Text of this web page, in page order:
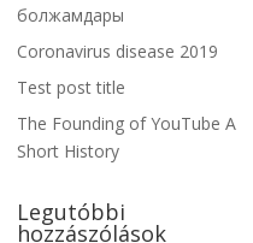
болжамдары
Coronavirus disease 2019
Test post title
The Founding of YouTube A
Short History
Legutóbbi
hozzászólások